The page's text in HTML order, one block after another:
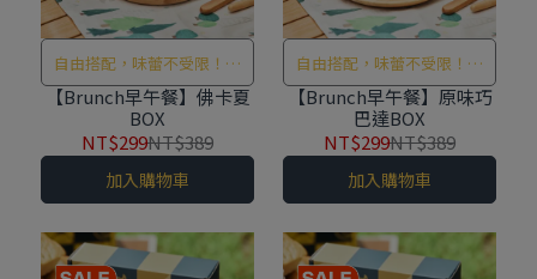
自由搭配，味蕾不受限！讓
你在豐富口味中，隨選搭配
出獨一無二的元氣早午餐！
【Brunch早午餐】佛卡夏
BOX
NT$299NT$389
加入購物車
自由搭配，味蕾不受限！讓
你在豐富口味中，隨選搭配
出獨一無二的元氣早午餐！
【Brunch早午餐】原味巧
巴達BOX
NT$299NT$389
加入購物車